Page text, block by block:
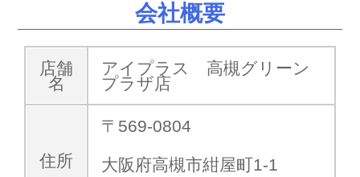
会社概要
店舗
名
アイプラス 高槻グリーン
プラザ店
住所
〒569-0804
大阪府高槻市紺屋町1-1